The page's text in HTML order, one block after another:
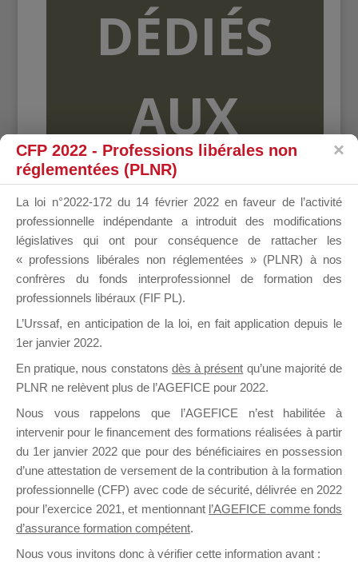
DÉDIÉS
AUX
DE
il y a 9 heures
formation. Il accueille également les Conseillers
CFP 2022 - Professions libérales non
réglementées (PLNR)
La loi n°2022-172 du 14 février 2022 en faveur de l’activité
professionnelle indépendante a introduit des modifications
législatives qui ont pour conséquence de rattacher les
« professions libérales non réglementées » (PLNR) à nos
confrères du fonds interprofessionnel de formation des
professionnels libéraux (FIF PL).
L’Urssaf, en anticipation de la loi, en fait application depuis le
1er janvier 2022.
En pratique, nous constatons dès à présent qu’une majorité de
PLNR ne relèvent plus de l’AGEFICE pour 2022.
Nous vous rappelons que l’AGEFICE n’est habilitée à
intervenir pour le financement des formations réalisées à partir
du 1er janvier 2022 que pour des bénéficiaires en possession
d’une attestation de versement de la contribution à la formation
professionnelle (CFP) avec code de sécurité, délivrée en 2022
pour l’exercice 2021, et mentionnant l’AGEFICE comme fonds
d’assurance formation compétent.
Nous vous invitons donc à vérifier cette information avant :